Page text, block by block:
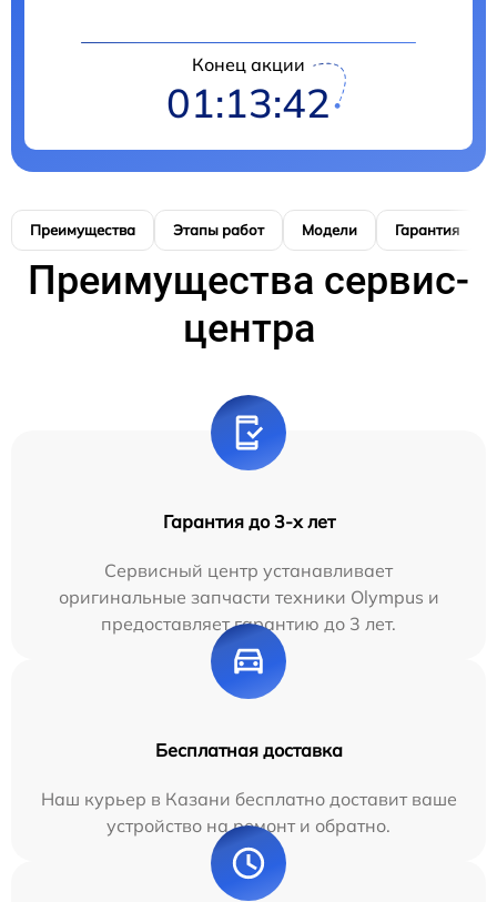
Конец акции
01:13:41
Преимущества Этапы работ Модели Гарантия
Преимущества сервис-
центра
Гарантия до 3-х лет
Сервисный центр устанавливает
оригинальные запчасти техники Olympus и
предоставляет гарантию до 3 лет.
Бесплатная доставка
Наш курьер в Казани бесплатно доставит ваше
устройство на ремонт и обратно.